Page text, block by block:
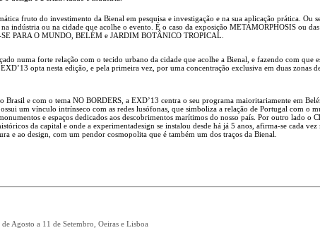
fruto do investimento da Bienal em pesquisa e investigação e na sua aplicação prática. Ou
indústria ou na cidade que acolhe o evento. É o caso da exposição METAMORPHOSIS ou das
PARA O MUNDO, BELÉM e JARDIM BOTÂNICO TROPICAL.
numa forte relação com o tecido urbano da cidade que acolhe a Bienal, e fazendo com que
opta nesta edição, e pela primeira vez, por uma concentração exclusiva em duas zonas
Brasil e com o tema NO BORDERS, a EXD’13 centra o seu programa maioritariamente em
um vínculo intrínseco com as redes lusófonas, que simboliza a relação de Portugal com o
e espaços dedicados aos descobrimentos marítimos do nosso país. Por outro lado o
da capital e onde a experimentadesign se instalou desde há já 5 anos, afirma-se cada vez
e ao design, com um pendor cosmopolita que é também um dos traços da Bienal.
Agosto a 11 de Setembro, Oeiras e Lisboa